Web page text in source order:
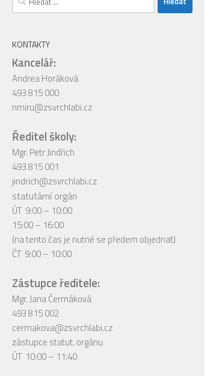
KONTAKTY
Kancelář:
Andrea Horáková
493 815 000
nmiru@zsvrchlabi.cz
Ředitel školy:
Mgr. Petr Jindřich
493 815 001
jindrich@zsvrchlabi.cz
statutární orgán
ÚT 9:00 – 10:00
15:00 – 16:00
(na tento čas je nutné se předem objednat)
ČT 9:00 – 10:00
Zástupce ředitele:
Mgr. Jana Čermáková
493 815 002
cermakova@zsvrchlabi.cz
zástupce statut. orgánu
ÚT 10:00 – 11:40